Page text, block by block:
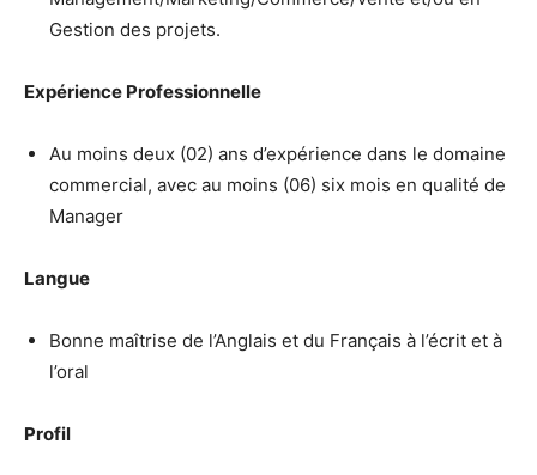
Gestion des projets.
Expérience Professionnelle
Au moins deux (02) ans d’expérience dans le domaine
commercial, avec au moins (06) six mois en qualité de
Manager
Langue
Bonne maîtrise de l’Anglais et du Français à l’écrit et à
l’oral
Profil